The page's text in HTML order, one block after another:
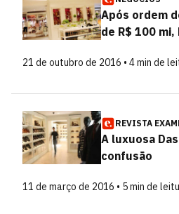
Após ordem
de R$ 100
21 de outubro de 2016 • 4 min de
REVISTA
A luxuosa
confusão
11 de março de 2016 • 5 min de